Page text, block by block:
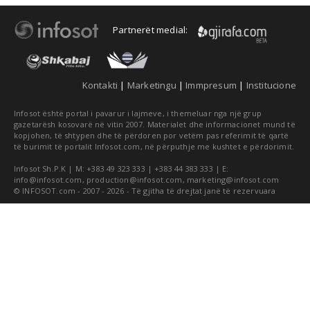
Partnerët medial:
Kontakti | Marketingu | Immpresum | Institucione
Infosot është portal i pavarur i lajmeve, i themeluar nga një grup
gazetarësh kosovarë në vitin 2007. Materialet dhe informacionet mund të
kopjohen, të shtypen dhe të përdoren por vetëm pas referimit të qartë
të burimit të portalit Infosot.com, në përputhje me kushtet e përdorimit.
Infosot Sh.P.K | M: +383 49 323 333 | +383 44 383 333 | E:
info@infosot.com , production@infosot.com , marketing@infosot.com
© INFOSOT.com - 2007 - 2026 - Të gjitha të drejtat janë të rezervuara